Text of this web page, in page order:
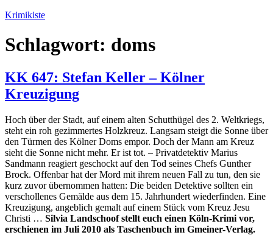
Zum
springen
Krimikiste
Schlagwort: doms
KK 647: Stefan Keller – Kölner
Kreuzigung
Hoch über der Stadt, auf einem alten Schutthügel des 2. Weltkriegs,
steht ein roh gezimmertes Holzkreuz. Langsam steigt die Sonne über
den Türmen des Kölner Doms empor. Doch der Mann am Kreuz
sieht die Sonne nicht mehr. Er ist tot. – Privatdetektiv Marius
Sandmann reagiert geschockt auf den Tod seines Chefs Gunther
Brock. Offenbar hat der Mord mit ihrem neuen Fall zu tun, den sie
kurz zuvor übernommen hatten: Die beiden Detektive sollten ein
verschollenes Gemälde aus dem 15. Jahrhundert wiederfinden. Eine
Kreuzigung, angeblich gemalt auf einem Stück vom Kreuz Jesu
Christi … Silvia Landschoof stellt euch einen Köln-Krimi vor,
erschienen im Juli 2010 als Taschenbuch im Gmeiner-Verlag.